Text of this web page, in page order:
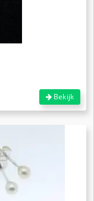
Bekijk